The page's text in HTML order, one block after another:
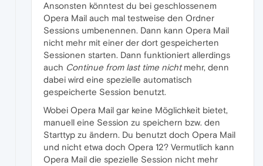
Ansonsten könntest du bei geschlossenem
Opera Mail auch mal testweise den Ordner
Sessions umbenennen. Dann kann Opera Mail
nicht mehr mit einer der dort gespeicherten
Sessionen starten. Dann funktioniert allerdings
auch Continue from last time nichtmehr, denn
dabei wird eine spezielle automatisch
gespeicherte Session benutzt.
Wobei Opera Mail gar keine Möglichkeit bietet,
manuell eine Session zu speichern bzw. den
Starttyp zu ändern. Du benutzt doch Opera Mail
und nicht etwa doch Opera 12? Vermutlich kann
Opera Mail die spezielle Session nicht mehr